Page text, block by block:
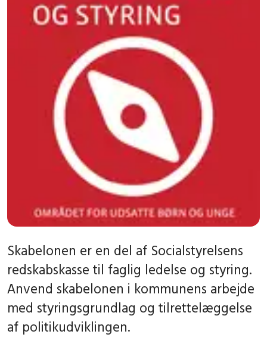
Skabelonen er en del af Socialstyrelsens
redskabskasse til faglig ledelse og styring.
Anvend skabelonen i kommunens arbejde
med styringsgrundlag og tilrettelæggelse
af politikudviklingen.